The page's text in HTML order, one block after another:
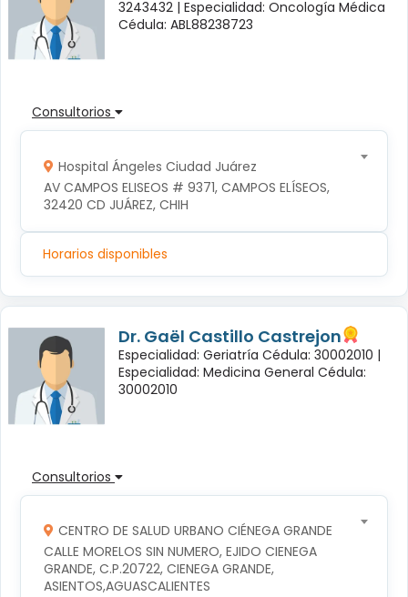
3243432 | Especialidad: Oncología Médica
Cédula: ABL88238723
Consultorios
Hospital Ángeles Ciudad Juárez
AV CAMPOS ELISEOS # 9371, CAMPOS ELÍSEOS,
32420 CD JUÁREZ, CHIH
Horarios disponibles
Dr. Gaël Castillo Castrejon
Especialidad: Geriatría Cédula: 30002010 |
Especialidad: Medicina General Cédula:
30002010
Consultorios
CENTRO DE SALUD URBANO CIÉNEGA GRANDE
CALLE MORELOS SIN NUMERO, EJIDO CIENEGA
GRANDE, C.P.20722, CIENEGA GRANDE,
ASIENTOS,AGUASCALIENTES